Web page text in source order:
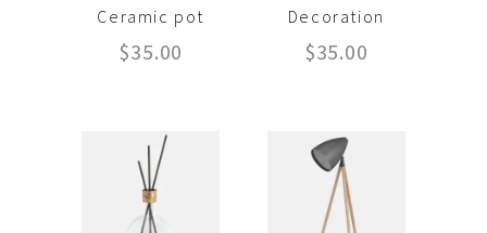
Ceramic pot
$35.00
Decoration
$35.00